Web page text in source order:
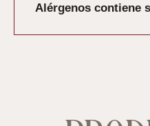
Alérgenos contiene